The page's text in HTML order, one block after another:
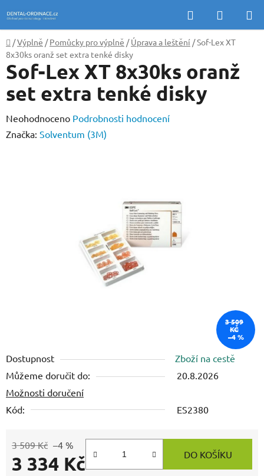
na
obsah
Hledat
KOŠÍK
Domů
/Výplně / Pomůcky pro výplně / Úprava a leštění /Sof-Lex XT
8x30ks oranž set extra tenké disky
Dostupnost
Zboží na cestě
Můžeme doručit do:
20.8.2026
Možnosti doručení
Kód:
ES2380
3 509 Kč –4 %
3 334 Kč DO KOŠÍKU
Sof-Lex XT 8x30ks oranž
set extra tenké disky
Průměrné
hodnocení
Neohodnoceno Podrobnosti hodnocení
Značka: Solventum (3M)
3 509
KČ
–4 %